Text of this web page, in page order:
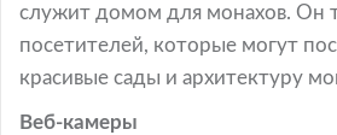
служит домом для монахов. Он
посетителей, которые могут
красивые сады и архитектуру
Веб-камеры